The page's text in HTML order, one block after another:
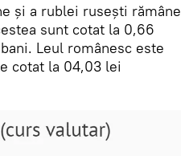
și a rublei rusești rămâne
sunt cotat la 0,66
Leul românesc este
cotat la 04,03 lei